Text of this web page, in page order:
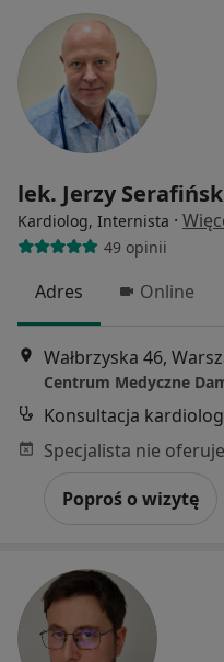
lek. Jerzy
Kardiolog, Internista ·
49 opinii
Adres Online
Wałbrzyska 46,
Centrum Medyczne
Konsultacja
Poproś o wizytę